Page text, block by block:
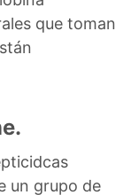
que toman
un grupo de